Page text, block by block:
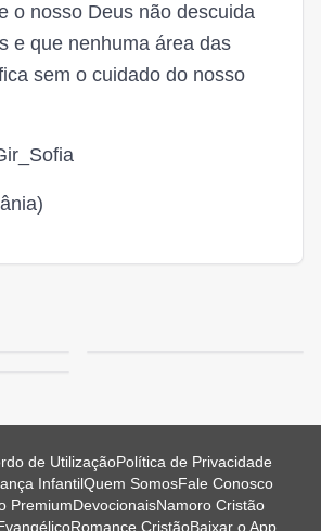
o nosso Deus não descuida
e que nenhuma área das
sem o cuidado do nosso
de UtilizaçãoPolítica de Privacidade
InfantilQuem SomosFale Conosco
PremiumDevocionaisNamoro Cristão
Romance CristãoBaixar o App